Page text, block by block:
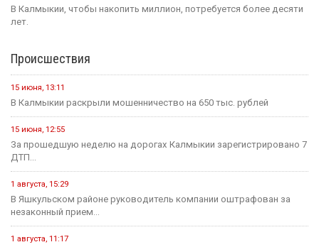
В Калмыкии, чтобы накопить миллион, потребуется более десяти
лет.
Происшествия
15 июня, 13:11
В Калмыкии раскрыли мошенничество на 650 тыс. рублей
15 июня, 12:55
За прошедшую неделю на дорогах Калмыкии зарегистрировано 7
ДТП...
1 августа, 15:29
В Яшкульском районе руководитель компании оштрафован за
незаконный прием...
1 августа, 11:17